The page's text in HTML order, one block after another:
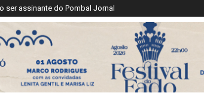
ser assinante do Pombal Jornal